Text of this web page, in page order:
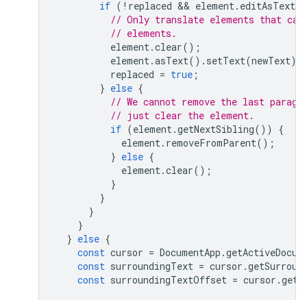
if ( ! replaced && element. editAsText
// Only translate elements that
// elements.
element.clear();
element.asText(). setText(newText);
replaced = true ;
} else {
// We cannot remove the last
// just clear the element.
if (element.getNextSibling())
{
element. removeFromParent();
} else {
element.clear();
}
}
}
}
} else {
const cursor = DocumentApp .
const surroundingText = cursor .
const surroundingTextOffset = cursor .